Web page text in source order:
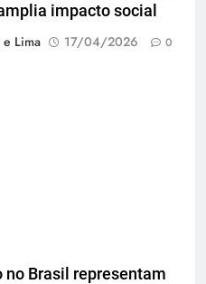
impacto social
e Lima
17/04/2026 0
Brasil representam